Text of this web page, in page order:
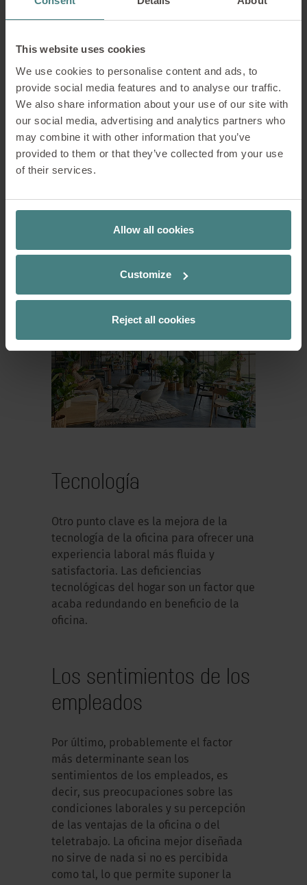
This website uses cookies
We use cookies to personalise content and ads, to
provide social media features and to analyse our traffic.
We also share information about your use of our site with
our social media, advertising and analytics partners who
may combine it with other information that you’ve
provided to them or that they’ve collected from your use
of their services.
Allow all cookies
Customize
Reject all cookies
importante en la preferencia de trabajar
no es lo mismo trabajar desde casa en
un despacho bien equipado y que en la
mesa de la cocina. Los nuevos
empleados muestran una mayor
preferencia por la oficina, lo que pone
de manifiesto la importancia de la
integración social y poder aprender de
los compañeros más experimentados.
Un punto que no debería sorprender
que los introvertidos tienden a preferir
trabajar desde casa, mientras que los
trabajo en equipo y las oportunidades
de liderazgo que ofrece la oficina.
Tecnología
Otro punto clave es la mejora de la
tecnología de la oficina para ofrecer una
experiencia laboral más fluida y
satisfactoria. Las deficiencias
tecnológicas del hogar son un factor que
acaba redundando en beneficio de la
oficina.
Los sentimientos de los
empleados
Por último, probablemente el factor
más determinante sean los
sentimientos de los empleados, es
decir, sus preocupaciones sobre las
condiciones laborales y su percepción
de las ventajas de la oficina o del
teletrabajo. La oficina mejor diseñada
no sirve de nada si no es percibida
como tal, lo que permite suponer la